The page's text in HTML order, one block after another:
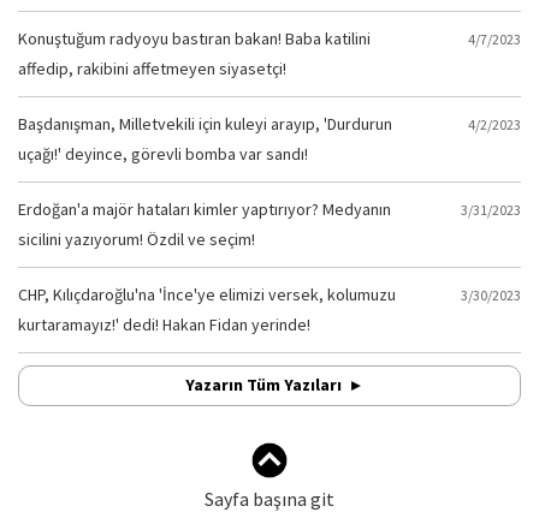
Konuştuğum radyoyu bastıran bakan! Baba katilini
affedip, rakibini affetmeyen siyasetçi!
4/7/2023
Başdanışman, Milletvekili için kuleyi arayıp, 'Durdurun
uçağı!' deyince, görevli bomba var sandı!
4/2/2023
Erdoğan'a majör hataları kimler yaptırıyor? Medyanın
sicilini yazıyorum! Özdil ve seçim!
3/31/2023
CHP, Kılıçdaroğlu'na 'İnce'ye elimizi versek, kolumuzu
kurtaramayız!' dedi! Hakan Fidan yerinde!
3/30/2023
Yazarın Tüm Yazıları
Sayfa başına git